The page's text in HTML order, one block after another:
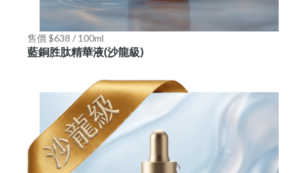
售價 $638 / 100ml
藍銅胜肽精華液(沙龍級)